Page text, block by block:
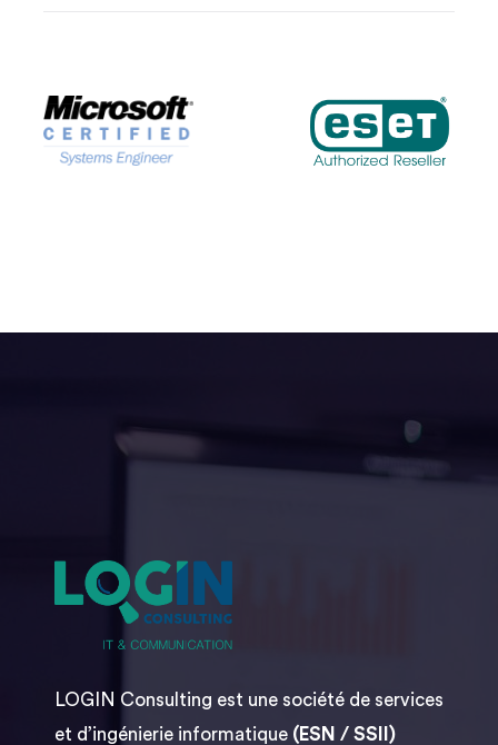
LOGIN Consulting est une société de services
et d’ingénierie informatique (ESN / SSII)